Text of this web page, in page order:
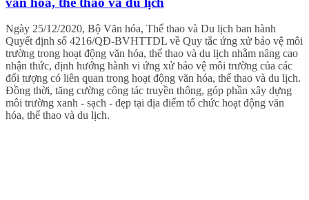
Ngày 25/12/2020, Bộ Văn hóa, Thể thao và Du lịch ban hành
Quyết định số 4216/QĐ-BVHTTDL về Quy tắc ứng xử bảo vệ môi
trường trong hoạt động văn hóa, thể thao và du lịch nhằm nâng cao
nhận thức, định hướng hành vi ứng xử bảo vệ môi trường của các
đối tượng có liên quan trong hoạt động văn hóa, thể thao và du lịch.
Đồng thời, tăng cường công tác truyền thông, góp phần xây dựng
môi trường xanh - sạch - đẹp tại địa điểm tổ chức hoạt động văn
hóa, thể thao và du lịch.